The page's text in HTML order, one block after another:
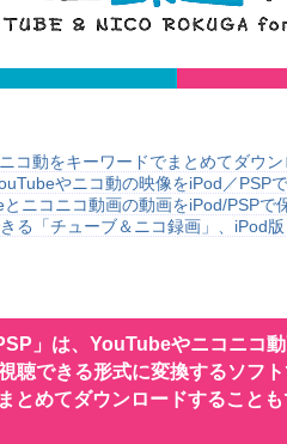
コ動をキーワードでまとめてダウ
やニコ動の映像をiPod／PSP
ニコニコ動画の動画をiPod/PSPで
る「チューブ＆ニコ録画」、iPod
」は、YouTubeやニコニコ
聴できる形式に変換するソフ
とめてダウンロードすることも